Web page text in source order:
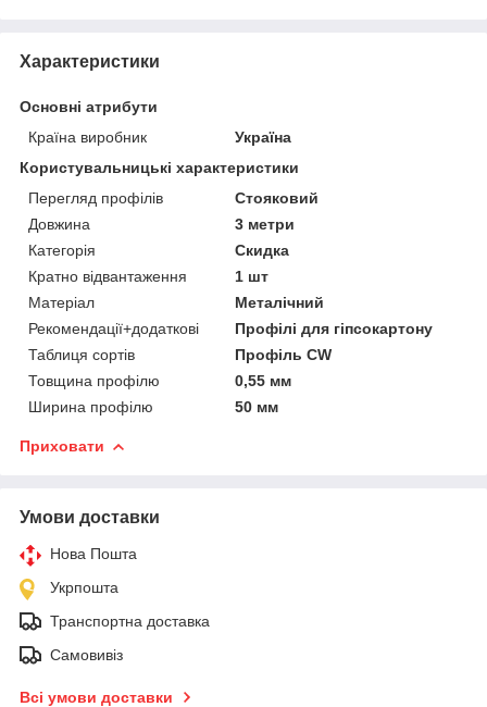
Характеристики
Основні атрибути
Країна виробник
Україна
Користувальницькі характеристики
Перегляд профілів
Стояковий
Довжина
3 метри
Категорія
Скидка
Кратно відвантаження
1 шт
Матеріал
Металічний
Рекомендації+додаткові
Профілі для гіпсокартону
Таблиця сортів
Профіль CW
Товщина профілю
0,55 мм
Ширина профілю
50 мм
Приховати
Умови доставки
Нова Пошта
Укрпошта
Транспортна доставка
Самовивіз
Всі умови доставки